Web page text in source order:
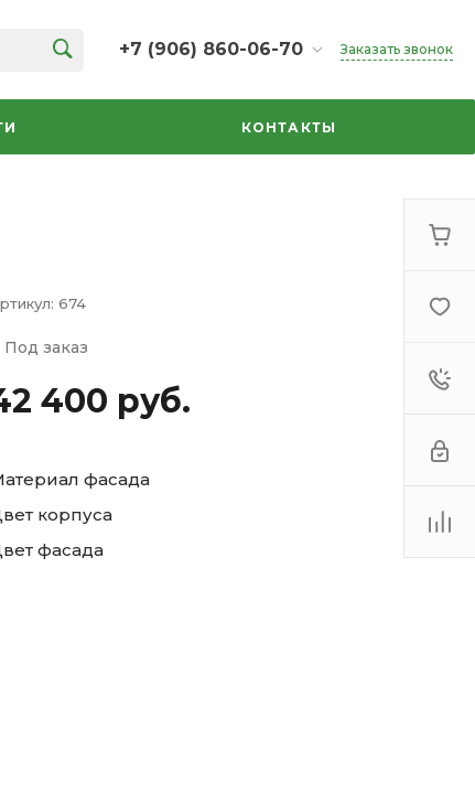
+7 (906) 860-06-70
+7 (906) 860-06-70
г. Челябинск, ТК Кольцо,
секция 35
Заказать звонок
КОНТАКТЫ
674
Под заказ
400 руб.
фасада
корпуса
фасада